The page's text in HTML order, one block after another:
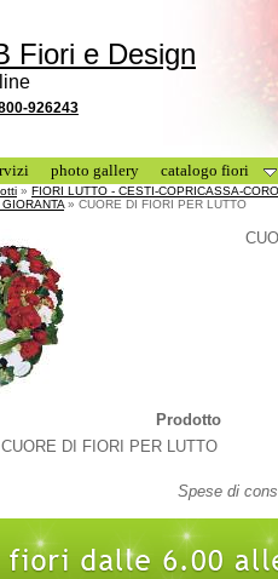
Fiori e Design
926243
photo gallery catalogo fiori
» FIORI LUTTO - CESTI-COPRICASSA-
» CUORE DI FIORI PER LUTTO
Prodotto
CUORE DI FIORI PER LUTTO
Spese di